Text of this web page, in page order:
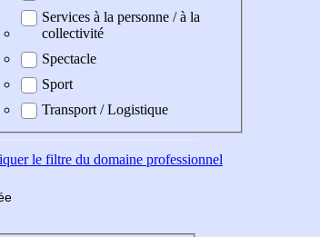
Services à la personne / à la
collectivité
Spectacle
Sport
Transport / Logistique
le filtre du domaine professionnel